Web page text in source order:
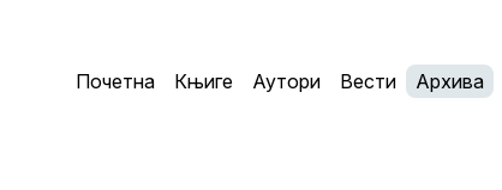
Почетна Књиге Аутори Вести Архива